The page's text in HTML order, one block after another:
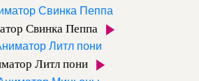
Свинка Пеппа
Литл пони